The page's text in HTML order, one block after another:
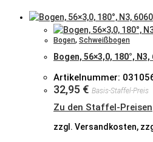
Bogen, Schweißbogen
Bogen, 56×3,0, 180°, N3,
Artikelnummer:
32,95 € Basis-Staffel-Preis
Zu den Staffel-Preisen
zzgl. Versandkosten,